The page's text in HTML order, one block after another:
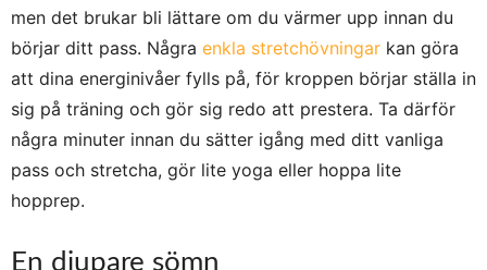
men det brukar bli lättare om du värmer upp innan du
börjar ditt pass. Några enkla stretchövningar kan göra
att dina energinivåer fylls på, för kroppen börjar ställa in
sig på träning och gör sig redo att prestera. Ta därför
några minuter innan du sätter igång med ditt vanliga
pass och stretcha, gör lite yoga eller hoppa lite
hopprep.
En djupare sömn